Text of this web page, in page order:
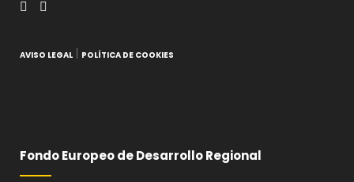
AVISO LEGAL POLÍTICA DE COOKIES
Fondo Europeo de Desarrollo Regional